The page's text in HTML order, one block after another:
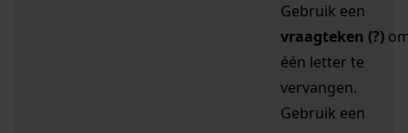
Gebruik een
vraagteken (?)
één letter te
vervangen.
Gebruik een